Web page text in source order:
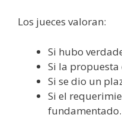
Los jueces valoran:
Si hubo
Si la propuesta
Si se dio un
Si el
fundamentado.